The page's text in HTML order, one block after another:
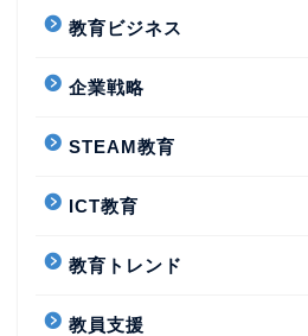
教育ビジネス
企業戦略
STEAM教育
ICT教育
教育トレンド
教員支援